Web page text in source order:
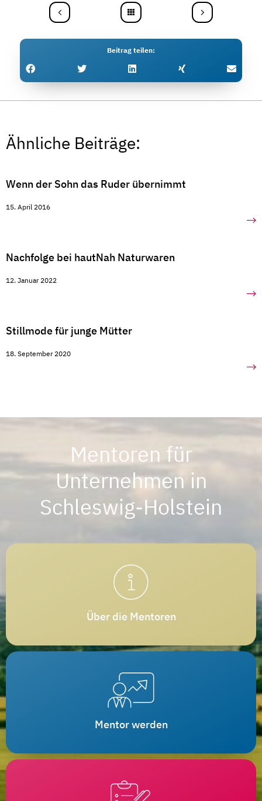
Beitrag teilen
Ähnliche Beiträge:
Wenn der Sohn das Ruder übernimmt
15. April 2016
Nachfolge bei hautNah Naturwaren
12. Januar 2022
Stillmode für junge Mütter
18. September 2020
Mentoren für
Unternehmen in
Schleswig-Holstein
Über die Mentoren
Mentor werden